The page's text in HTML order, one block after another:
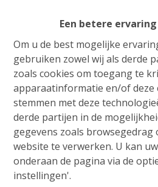
Een betere
Om u de best mogelijke
gebruiken zowel wij als derde
zoals cookies om toegang te
apparaatinformatie en/of deze
stemmen met deze
derde partijen in de
gegevens zoals browsegedrag
website te verwerken. U kan
onderaan de pagina via de
instellingen'.
Te koop